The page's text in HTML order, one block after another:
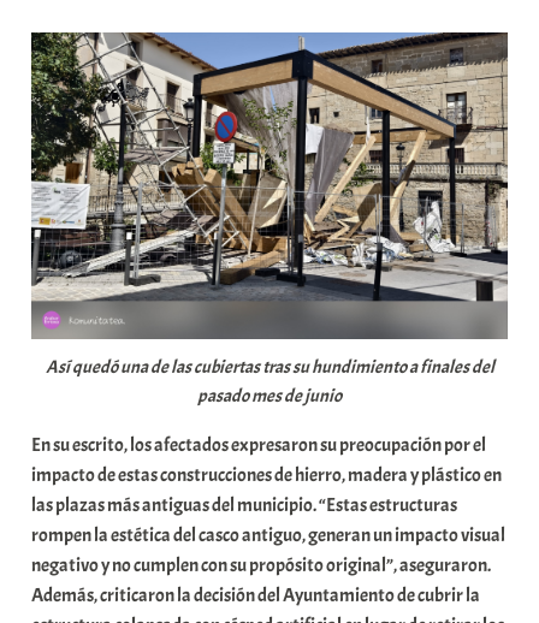
Así quedó una de las cubiertas tras su hundimiento a finales del
pasado mes de junio
En su escrito, los afectados expresaron su preocupación por el
impacto de estas construcciones de hierro, madera y plástico en
las plazas más antiguas del municipio. “Estas estructuras
rompen la estética del casco antiguo, generan un impacto visual
negativo y no cumplen con su propósito original”, aseguraron.
Además, criticaron la decisión del Ayuntamiento de cubrir la